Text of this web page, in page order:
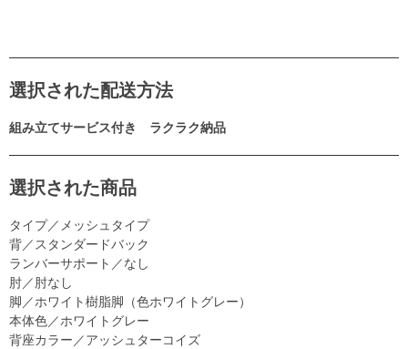
選択された配送方法
組み立てサービス付き ラクラク納品
選択された商品
タイプ／メッシュタイプ
背／スタンダードバック
ランバーサポート／なし
肘／肘なし
脚／ホワイト樹脂脚（色ホワイトグレー）
本体色／ホワイトグレー
背座カラー／アッシュターコイズ